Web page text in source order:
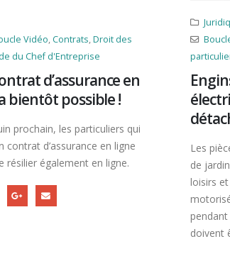
Vidéo,Contrats,Droit des
du Chef d'Entreprise
d’assurance en
bientôt possible !
prochain, les particuliers qui
contrat d’assurance en ligne
résilier également en ligne.
Les
de
loisirs
pendant
doivent